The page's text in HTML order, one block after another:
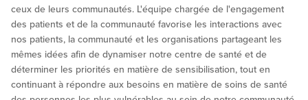
ceux de leurs communautés. L'équipe chargée de l'engagement
des patients et de la communauté favorise les interactions avec
nos patients, la communauté et les organisations partageant les
mêmes idées afin de dynamiser notre centre de santé et de
déterminer les priorités en matière de sensibilisation, tout en
continuant à répondre aux besoins en matière de soins de santé